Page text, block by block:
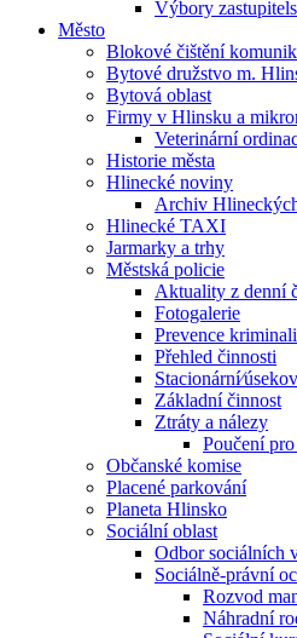
Výbory
Město
Blokové čištění
Bytové družstvo m.
Bytová oblast
Firmy v Hlinsku a
Veterinární
Historie města
Hlinecké noviny
Archiv
Hlinecké TAXI
Jarmarky a trhy
Městská policie
Aktuality z denní
Fotogalerie
Prevence
Přehled činnosti
Základní činnost
Ztráty a nálezy
Poučení
Občanské komise
Placené parkování
Planeta Hlinsko
Sociální oblast
Odbor sociálních
Sociálně-právní
Rozvod
Náhradní